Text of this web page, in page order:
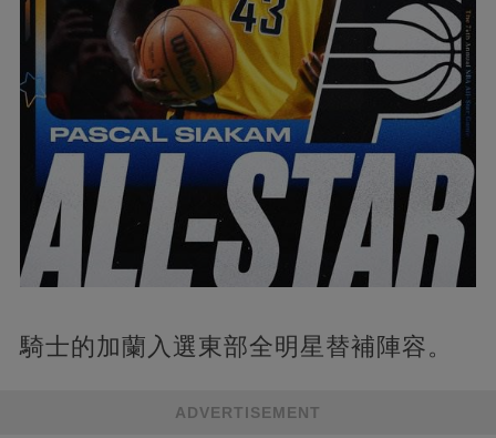
騎士的加蘭入選東部全明星替補陣容。
ADVERTISEMENT